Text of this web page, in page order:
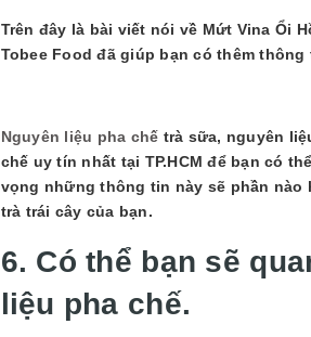
Trên đây là bài viết nói về Mứt Vina Ổi
Tobee Food đã giúp bạn có thêm
Nguyên liệu pha chế trà sữa, nguyên
chế uy tín nhất tại TP.HCM để bạn có
vọng những thông tin này sẽ phần nào
trà trái cây của bạn.
6. Có thể bạn sẽ
liệu pha chế.